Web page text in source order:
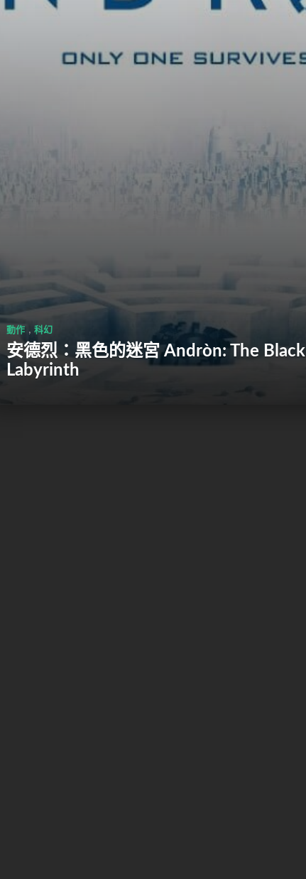
動作 ,科幻
安德烈：黑色的迷宮 Andròn: The Black
Labyrinth